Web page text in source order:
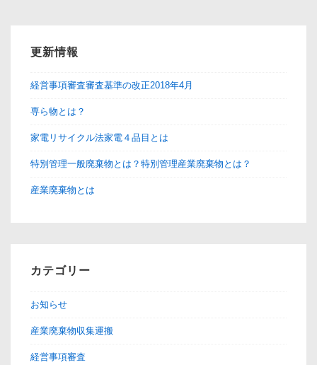
更新情報
経営事項審査審査基準の改正2018年4月
専ら物とは？
家電リサイクル法家電４品目とは
特別管理一般廃棄物とは？特別管理産業廃棄物とは？
産業廃棄物とは
カテゴリー
お知らせ
産業廃棄物収集運搬
経営事項審査